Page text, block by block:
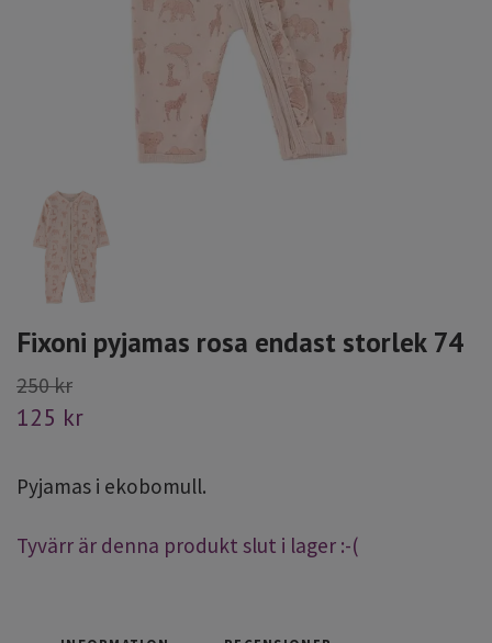
Fixoni pyjamas rosa endast storlek 74
250 kr
125 kr
Pyjamas i ekobomull.
Tyvärr är denna produkt slut i lager :-(